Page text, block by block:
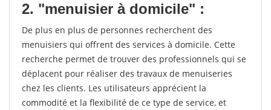
2. "menuisier à domicile" :
De plus en plus de personnes recherchent des
menuisiers qui offrent des services à domicile. Cette
recherche permet de trouver des professionnels qui se
déplacent pour réaliser des travaux de menuiseries
chez les clients. Les utilisateurs apprécient la
commodité et la flexibilité de ce type de service, et